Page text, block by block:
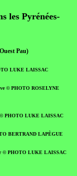
les Pyrénées-
Pau)
LUKE LAISSAC
© PHOTO ROSELYNE
© PHOTO LUKE LAISSAC
BERTRAND LAPÈGUE
© PHOTO LUKE LAISSAC